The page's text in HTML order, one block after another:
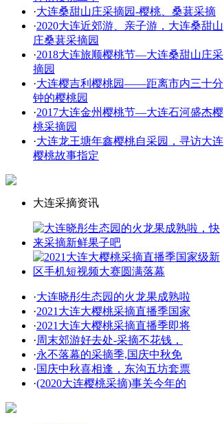
·大连桑甜山庄采摘园-樱桃、桑葚采摘
·2020大连近郊游、亲子游，大连桑甜山
庄桑葚采摘园
·2018大连旅顺樱桃节—大连桑甜山庄采
摘园
·大连樱吉利樱桃园——距离市内三十分
钟的樱桃园
·2017大连金州樱桃节—大连石河盛杰樱
桃采摘园
·大连龙王塘年鑫樱桃自采园，寻访大连
樱桃故事指定
大连采摘资讯
·大连晓彤生态园的火龙果成熟啦
·2021大连大樱桃采摘直播季国家
·2021大连大樱桃采摘直播季即将
·周末郊游好去处-采摘不花钱，
·永不落幕的采摘季,国庆中秋免
·国庆中秋喜相逢，东沟五坊套票
·(2020大连樱桃采摘)事关今年的